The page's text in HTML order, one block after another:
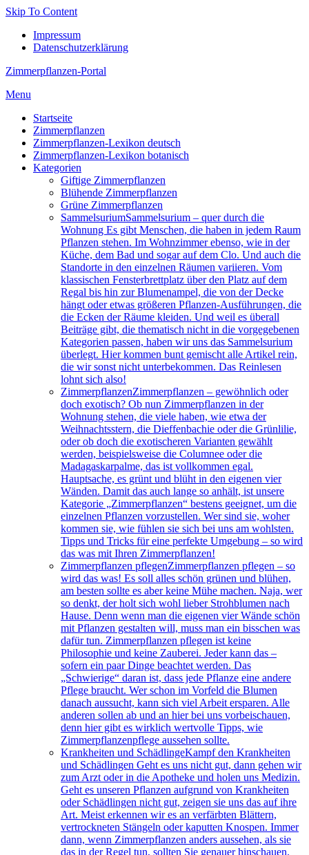
Skip To Content
Impressum
Datenschutzerklärung
Zimmerpflanzen-Portal
Menu
Startseite
Zimmerpflanzen
Zimmerpflanzen-Lexikon deutsch
Zimmerpflanzen-Lexikon botanisch
Kategorien
Giftige Zimmerpflanzen
Blühende Zimmerpflanzen
Grüne Zimmerpflanzen
Sam­mel­su­ri­umSammelsurium – quer durch die
Wohnung Es gibt Menschen, die haben in jedem Raum
Pflanzen stehen. Im Wohnzimmer ebenso, wie in der
Küche, dem Bad und sogar auf dem Clo. Und auch die
Standorte in den einzelnen Räumen variieren. Vom
klassischen Fensterbrettplatz über den Platz auf dem
Regal bis hin zur Blumenampel, die von der Decke
hängt oder etwas größeren Pflanzen-Ausführungen, die
die Ecken der Räume kleiden. Und weil es überall
Beiträge gibt, die thematisch nicht in die vorgegebenen
Kategorien passen, haben wir uns das Sammelsurium
überlegt. Hier kommen bunt gemischt alle Artikel rein,
die wir sonst nicht unterbekommen. Das Reinlesen
lohnt sich also!
ZimmerpflanzenZimmerpflanzen – gewöhnlich oder
doch exotisch? Ob nun Zimmerpflanzen in der
Wohnung stehen, die viele haben, wie etwa der
Weihnachtsstern, die Dieffenbachie oder die Grünlilie,
oder ob doch die exotischeren Varianten gewählt
werden, beispielsweise die Columnee oder die
Madagaskarpalme, das ist vollkommen egal.
Hauptsache, es grünt und blüht in den eigenen vier
Wänden. Damit das auch lange so anhält, ist unsere
Kategorie „Zimmerpflanzen“ bestens geeignet, um die
einzelnen Pflanzen vorzustellen. Wer sind sie, woher
kommen sie, wie fühlen sie sich bei uns am wohlsten.
Tipps und Tricks für eine perfekte Umgebung – so wird
das was mit Ihren Zimmerpflanzen!
Zimmerpflanzen pflegenZimmerpflanzen pflegen – so
wird das was! Es soll alles schön grünen und blühen,
am besten sollte es aber keine Mühe machen. Naja, wer
so denkt, der holt sich wohl lieber Strohblumen nach
Hause. Denn wenn man die eigenen vier Wände schön
mit Pflanzen gestalten will, muss man ein bisschen was
dafür tun. Zimmerpflanzen pflegen ist keine
Philosophie und keine Zauberei. Jeder kann das –
sofern ein paar Dinge beachtet werden. Das
„Schwierige“ daran ist, dass jede Pflanze eine andere
Pflege braucht. Wer schon im Vorfeld die Blumen
danach aussucht, kann sich viel Arbeit ersparen. Alle
anderen sollen ab und an hier bei uns vorbeischauen,
denn hier gibt es wirklich wertvolle Tipps, wie
Zimmerpflanzenpflege aussehen sollte.
Krankheiten und SchädlingeKampf den Krankheiten
und Schädlingen Geht es uns nicht gut, dann gehen wir
zum Arzt oder in die Apotheke und holen uns Medizin.
Geht es unseren Pflanzen aufgrund von Krankheiten
oder Schädlingen nicht gut, zeigen sie uns das auf ihre
Art. Meist erkennen wir es an verfärbten Blättern,
vertrockneten Stängeln oder kaputten Knospen. Immer
dann, wenn Zimmerpflanzen anders aussehen, als sie
das in der Regel tun, sollten Sie genauer hinschauen.